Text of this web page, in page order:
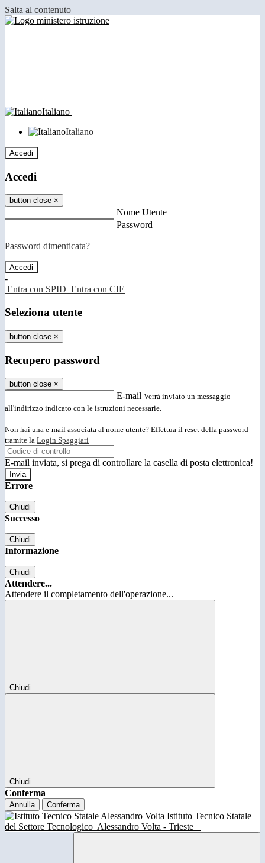
Salta al contenuto
Italiano
Italiano
Accedi
Accedi
button close ×
Nome Utente
Password
Password dimenticata?
-
Entra con SPID Entra con CIE
Seleziona utente
button close ×
Recupero password
button close ×
E-mail Verrà inviato un messaggio
all'indirizzo indicato con le istruzioni necessarie.
Non hai una e-mail associata al nome utente? Effettua il reset della password
tramite la Login Spaggiari
E-mail inviata, si prega di controllare la casella di posta elettronica!
Errore
Chiudi
Successo
Chiudi
Informazione
Chiudi
Attendere...
Attendere il completamento dell'operazione...
Chiudi
Chiudi
Conferma
Annulla Conferma
Istituto Tecnico Statale
del Settore Tecnologico Alessandro Volta - Trieste